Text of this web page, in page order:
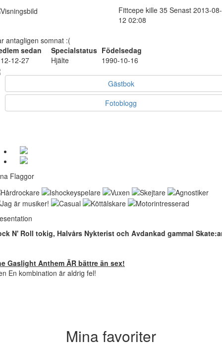
Fittcepe kille 35 Senast 2013-08-
12 02:08
antagligen somnat :(
sedan
Specialstatus Födelsedag
12-27
Hjälte 1990-10-16
Gästbok
Fotoblogg
Flaggor
N' Roll tokig, Halvårs Nykterist och Avdankad gammal
Gaslight Anthem ÄR bättre än sex!
En kombination är aldrig fel!
Mina favoriter